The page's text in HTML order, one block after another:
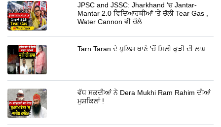
JPSC and JSSC: Jharkhand 'ਚ Jantar-
Mantar 2.0 ਵਿਦਿਆਰਥੀਆਂ 'ਤੇ ਚੱਲੀ Tear Gas ,
Water Cannon ਵੀ ਚੱਲੇ
Tarn Taran ਦੇ ਪੁਲਿਸ ਥਾਣੇ 'ਚੋਂ ਮਿਲੀ ਕੁੜੀ ਦੀ ਲਾਸ਼
ਵੱਧ ਸਕਦੀਆਂ ਨੇ Dera Mukhi Ram Rahim ਦੀਆਂ
ਮੁਸ਼ਕਿਲਾਂ !